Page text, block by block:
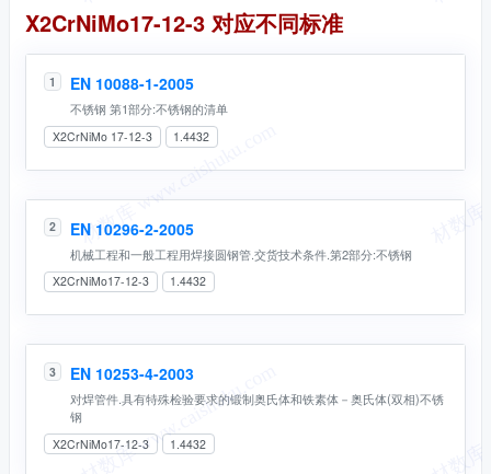
同名标准
X2CrNiMo17-12-3 对应不同标准
1 EN 10088-1-2005
不锈钢 第1部分:不锈钢的清单
X2CrNiMo 17-12-3 1.4432
2 EN 10296-2-2005
机械工程和一般工程用焊接圆钢管.交货技术条件.第2部分:不锈钢
X2CrNiMo17-12-3 1.4432
3 EN 10253-4-2003
对焊管件.具有特殊检验要求的锻制奥氏体和铁素体－奥氏体(双相)不锈
钢
X2CrNiMo17-12-3 1.4432